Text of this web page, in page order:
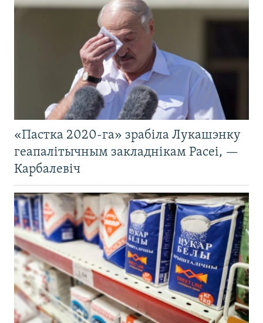
«Пастка 2020-га» зрабіла Лукашэнку
геапалітычным закладнікам Расеі, —
Карбалевіч